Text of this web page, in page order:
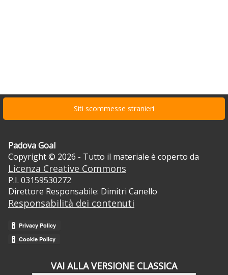
Siti scommesse stranieri
Padova Goal
Copyright © 2026 - Tutto il materiale è coperto da
Licenza Creative Commons
P.I. 03159530272
Direttore Responsabile: Dimitri Canello
Responsabilità dei contenuti
VAI ALLA VERSIONE CLASSICA